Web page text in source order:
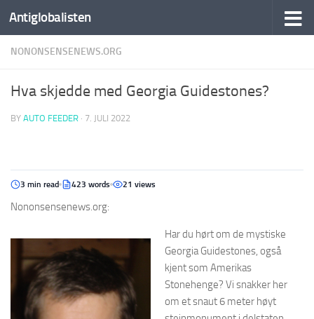
Antiglobalisten
NONONSENSENEWS.ORG
Hva skjedde med Georgia Guidestones?
BY AUTO FEEDER · 7. JULI 2022
3 min read 423 words 21 views
Nononsensenews.org:
Har du hørt om de mystiske
Georgia Guidestones, også
kjent som Amerikas
Stonehenge? Vi snakker her
om et snaut 6 meter høyt